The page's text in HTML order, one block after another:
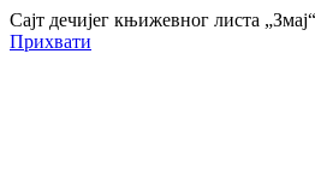
Сајт дечијег књижевног листа
Прихвати